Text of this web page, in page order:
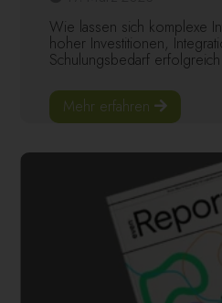
Wie lassen sich komplexe
hoher Investitionen,
Schulungsbedarf
Mehr erfahren